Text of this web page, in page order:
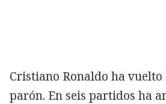
Cristiano Ronaldo ha
parón. En seis partidos ha